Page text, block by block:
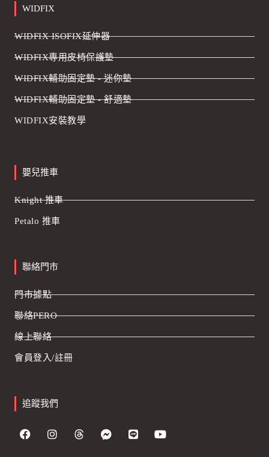
WIDFIX
WIDFIX ISOFIX延伸器
WIDFIX專用皮椅保護墊
WIDFIX輔助固定墊 - 迷你墊
WIDFIX輔助固定墊 - 舒適墊
WIDFIX安裝教學
嬰兒推車
Knight 推車
Petalo 推車
聯絡門市
門市據點
聯絡PERO
線上聯絡
會員登入/註冊
追蹤我們